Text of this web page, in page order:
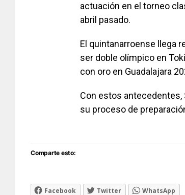
actuación en el torneo
abril pasado.
El quintanarroense llega
ser doble olímpico en
con oro en Guadalajara
Con estos antecedentes,
su proceso de
Comparte esto:
Facebook Twitter WhatsApp